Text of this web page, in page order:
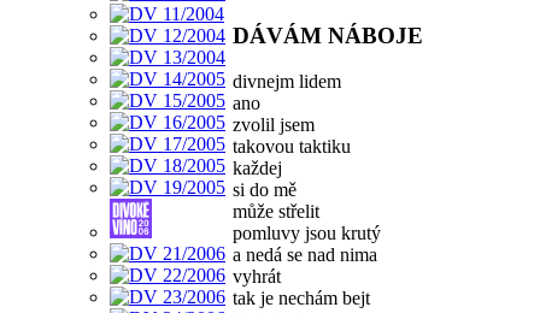
DÁVÁM NÁBOJE
divnejm lidem
ano
zvolil jsem
takovou taktiku
každej
si do mě
může střelit
pomluvy jsou krutý
a nedá se nad nima
vyhrát
tak je nechám bejt